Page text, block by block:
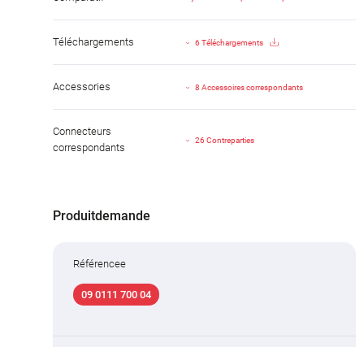
Téléchargements 6 Téléchargements
Accessories 8 Accessoires correspondants
Connecteurs
correspondants
26 Contreparties
Produitdemande
Référencee
09 0111 700 04